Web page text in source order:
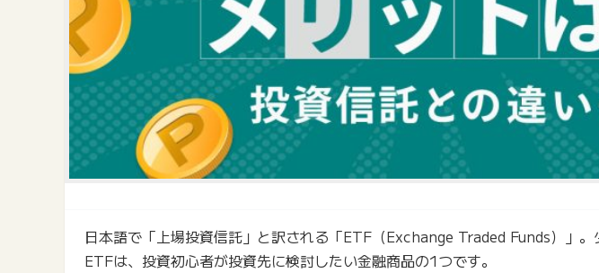
日本語で「上場投資信託」と訳される「ETF（Exchange Traded Funds）」
ETFは、投資初心者が投資先に検討したい金融商品の1つです。